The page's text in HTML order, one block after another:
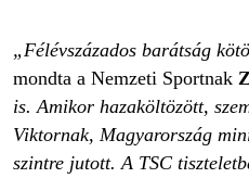
„Félévszázados barátság
mondta a Nemzeti Sportnak
is. Amikor hazaköltözött,
Viktornak, Magyarország
szintre jutott. A TSC